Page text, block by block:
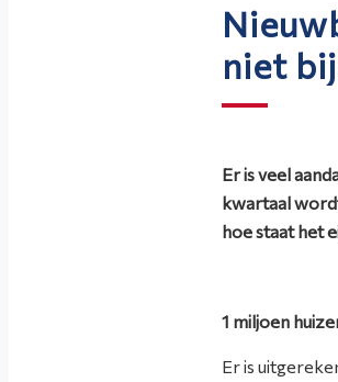
niet
Er is veel
kwartaal
hoe staat het
1 miljoen
Er is